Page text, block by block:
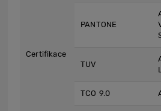
Certifikace
PANTONE
TUV
TCO 9.0